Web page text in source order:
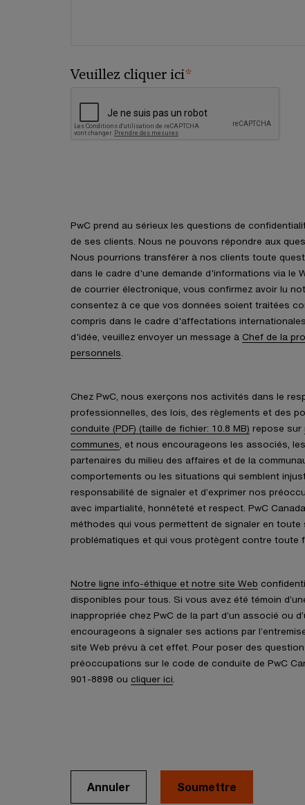
Veuillez cliquer ici*
PwC prend au sérieux les questions de
de ses clients. Nous ne pouvons répondre aux
Nous pourrions transférer à nos clients toute
dans le cadre d'une demande d'informations via le
de courrier électronique, vous confirmez avoir lu
consentez à ce que vos données soient traitées
compris dans le cadre d'affectations
d'idée, veuillez envoyer un message à Chef de la
personnels
Chez PwC, nous exerçons nos activités dans le
professionnelles, des lois, des règlements et des
conduite (PDF) (taille de fichier: 10.8 MB) repose sur
communes , et nous encourageons les associés,
partenaires du milieu des affaires et de la
comportements ou les situations qui semblent
responsabilité de signaler et d’exprimer nos
avec impartialité, honnêteté et respect. PwC
méthodes qui vous permettent de signaler en
problématiques et qui vous protègent contre toute
Notre ligne info-éthique et notre site Web
disponibles pour tous. Si vous avez été témoin
inappropriée chez PwC de la part d’un associé ou
encourageons à signaler ses actions par
site Web prévu à cet effet. Pour poser des
préoccupations sur le code de conduite de PwC
901-8898 ou cliquer ici
Annuler